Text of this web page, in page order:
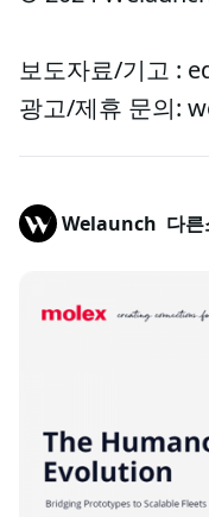
보도자료/기고 :
광고/제휴 문의:
Welaunch 다